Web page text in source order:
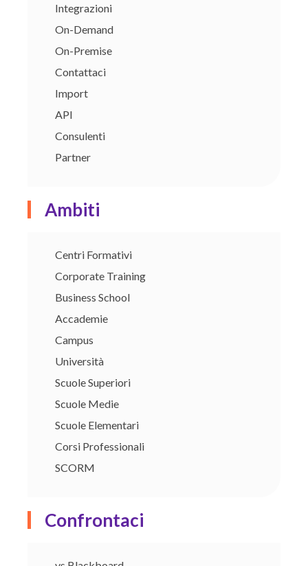
Integrazioni
On-Demand
On-Premise
Contattaci
Import
API
Consulenti
Partner
Ambiti
Centri Formativi
Corporate Training
Business School
Accademie
Campus
Università
Scuole Superiori
Scuole Medie
Scuole Elementari
Corsi Professionali
SCORM
Confrontaci